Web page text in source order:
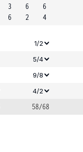
3
6
6
2
6
4
1/2
5/4
9/8
4/2
58/68